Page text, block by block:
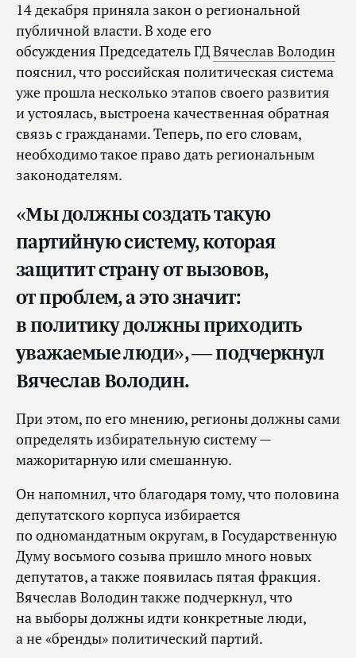
14 декабря приняла закон о региональной
публичной власти. В ходе его
обсуждения Председатель ГДВячеслав Володин
пояснил, что российская политическая система
уже прошла несколько этапов своего развития
и устоялась, выстроена качественная обратная
связь с гражданами. Теперь, по его словам,
необходимо такое право дать региональным
законодателям.
«Мы должны создать такую
партийную систему, которая
защитит страну от вызовов,
от проблем, а это значит:
в политику должны приходить
уважаемые люди», — подчеркнул
Вячеслав Володин.
При этом, по его мнению, регионы должны сами
определять избирательную систему —
мажоритарную или смешанную.
Он напомнил, что благодаря тому, что половина
депутатского корпуса избирается
по одномандатным округам, в Государственную
Думу восьмого созыва пришло много новых
депутатов, а также появилась пятая фракция.
Вячеслав Володин также подчеркнул, что
на выборы должны идти конкретные люди,
а не «бренды» политический партий.